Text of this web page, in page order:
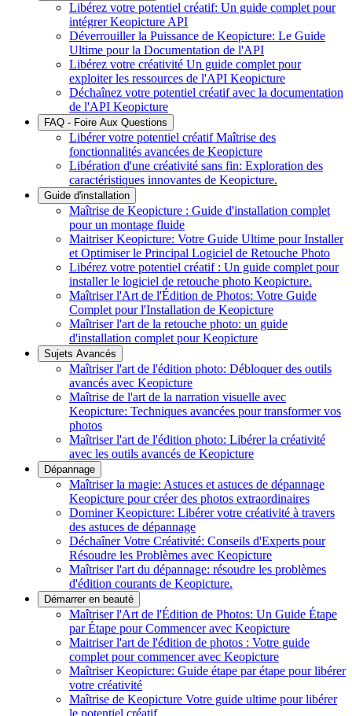
Libérez votre potentiel créatif: Un guide complet pour
intégrer Keopicture API
Déverrouiller la Puissance de Keopicture: Le Guide
Ultime pour la Documentation de l'API
Libérez votre créativité Un guide complet pour
exploiter les ressources de l'API Keopicture
Déchaînez votre potentiel créatif avec la documentation
de l'API Keopicture
FAQ - Foire Aux Questions
Libérer votre potentiel créatif Maîtrise des
fonctionnalités avancées de Keopicture
Libération d'une créativité sans fin: Exploration des
caractéristiques innovantes de Keopicture.
Guide d'installation
Maîtrise de Keopicture : Guide d'installation complet
pour un montage fluide
Maitriser Keopicture: Votre Guide Ultime pour Installer
et Optimiser le Principal Logiciel de Retouche Photo
Libérez votre potentiel créatif : Un guide complet pour
installer le logiciel de retouche photo Keopicture.
Maîtriser l'Art de l'Édition de Photos: Votre Guide
Complet pour l'Installation de Keopicture
Maîtriser l'art de la retouche photo: un guide
d'installation complet pour Keopicture
Sujets Avancés
Maîtriser l'art de l'édition photo: Débloquer des outils
avancés avec Keopicture
Maîtrise de l'art de la narration visuelle avec
Keopicture: Techniques avancées pour transformer vos
photos
Maîtriser l'art de l'édition photo: Libérer la créativité
avec les outils avancés de Keopicture
Dépannage
Maîtriser la magie: Astuces et astuces de dépannage
Keopicture pour créer des photos extraordinaires
Dominer Keopicture: Libérer votre créativité à travers
des astuces de dépannage
Déchaîner Votre Créativité: Conseils d'Experts pour
Résoudre les Problèmes avec Keopicture
Maîtriser l'art du dépannage: résoudre les problèmes
d'édition courants de Keopicture.
Démarrer en beauté
Maîtriser l'Art de l'Édition de Photos: Un Guide Étape
par Étape pour Commencer avec Keopicture
Maitriser l'art de l'édition de photos : Votre guide
complet pour commencer avec Keopicture
Maîtriser Keopicture: Guide étape par étape pour libérer
votre créativité
Maîtrise de Keopicture Votre guide ultime pour libérer